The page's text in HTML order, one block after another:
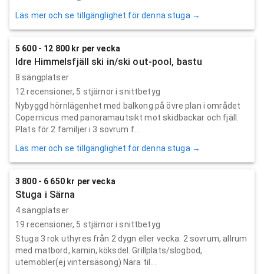
Läs mer och se tillgänglighet för denna stuga →
5 600 - 12 800 kr per vecka
Idre Himmelsfjäll ski in/ski out-pool, bastu
8 sängplatser
12 recensioner, 5 stjärnor i snittbetyg
Nybyggd hörnlägenhet med balkong på övre plan i området
Copernicus med panoramautsikt mot skidbackar och fjäll.
Plats för 2 familjer i 3 sovrum f...
Läs mer och se tillgänglighet för denna stuga →
3 800 - 6 650 kr per vecka
Stuga i Särna
4 sängplatser
19 recensioner, 5 stjärnor i snittbetyg
Stuga 3 rok uthyres från 2 dygn eller vecka. 2 sovrum, allrum
med matbord, kamin, köksdel. Grillplats/slogbod,
utemöbler(ej vintersäsong) Nära til...